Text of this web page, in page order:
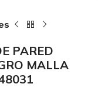
PARED
MALLA